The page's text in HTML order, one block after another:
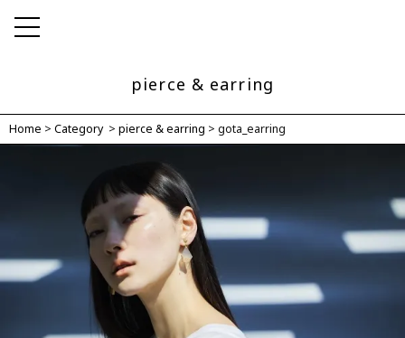
pierce & earring
Home > Category> pierce & earring > gota_earring